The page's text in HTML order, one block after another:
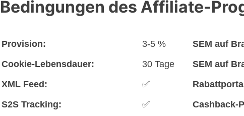
Bedingungen des Affiliate-
Provision: 3-5 % SEM auf
Cookie-Lebensdauer:
30 Tage SEM auf
XML Feed:
✅
S2S Tracking:
✅ Cashback-